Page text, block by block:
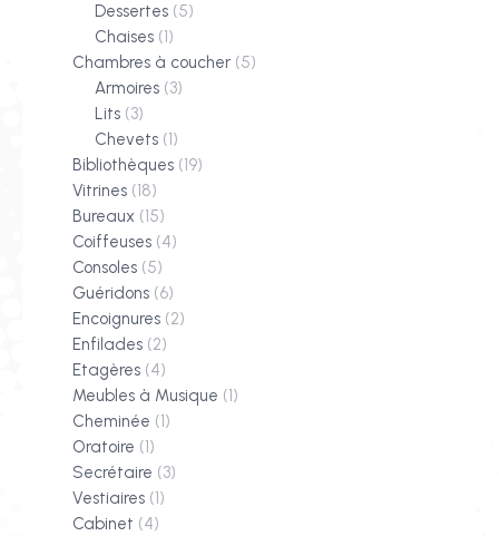
Dessertes (5)
Chaises (1)
Chambres à coucher (5)
Armoires (3)
Lits (3)
Chevets (1)
Bibliothèques (19)
Vitrines (18)
Bureaux (15)
Coiffeuses (4)
Consoles (5)
Guéridons (6)
Encoignures (2)
Enfilades (2)
Etagères (4)
Meubles à Musique (1)
Cheminée (1)
Oratoire (1)
Secrétaire (3)
Vestiaires (1)
Cabinet (4)